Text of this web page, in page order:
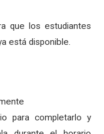
que los estudiantes
está disponible.
para completarlo y